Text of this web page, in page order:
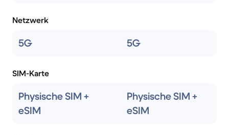
Netzwerk
5G 5G
SIM-Karte
Physische SIM +
eSIM
Physische SIM +
eSIM